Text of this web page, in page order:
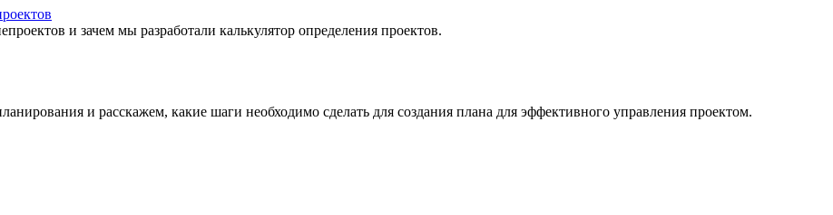
и зачем мы разработали калькулятор определения проектов.
и расскажем, какие шаги необходимо сделать для создания плана для эффективного управления проектом.